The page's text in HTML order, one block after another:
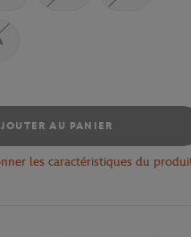
AU PANIER
les caractéristiques du